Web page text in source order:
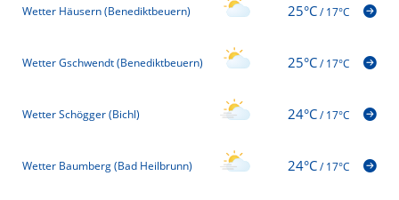
Wetter Häusern (Benediktbeuern) 25°C/17°C
Wetter Gschwendt (Benediktbeuern) 25°C/17°C
Wetter Schögger (Bichl) 24°C/17°C
Wetter Baumberg (Bad Heilbrunn) 24°C/17°C